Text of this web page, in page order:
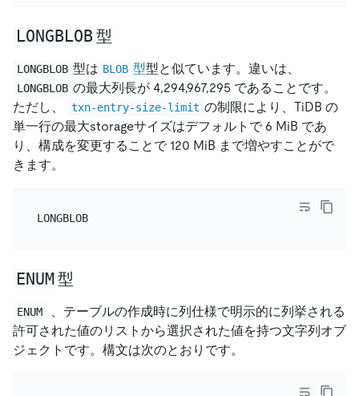
LONGBLOB 型
LONGBLOB 型は BLOB 型型と似ています。違いは、
LONGBLOB の最大列長が 4,294,967,295 であることです。
ただし、
txn-entry-size-limit の制限により、TiDB の
単一行の最大storageサイズはデフォルトで 6 MiB であ
り、構成を変更することで 120 MiB まで増やすことがで
きます。
LONGBLOB
ENUM型
ENUM
、テーブルの作成時に列仕様で明示的に列挙される
許可された値のリストから選択された値を持つ文字列オブ
ジェクトです。構文は次のとおりです。